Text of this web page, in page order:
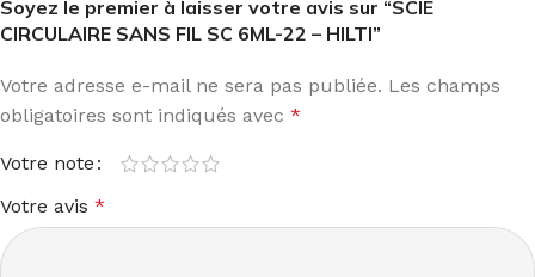
Soyez le premier à laisser votre avis sur “SCIE
CIRCULAIRE SANS FIL SC 6ML-22 – HILTI”
Votre adresse e-mail ne sera pas publiée. Les champs
obligatoires sont indiqués avec *
Votre note
Votre avis *